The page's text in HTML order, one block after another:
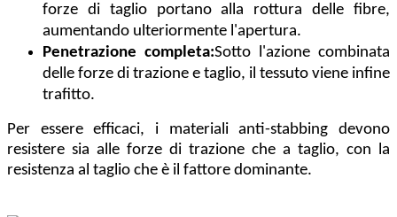
forze di taglio portano alla rottura delle fibre,
aumentando ulteriormente l'apertura.
Penetrazione completa:Sotto l'azione combinata
delle forze di trazione e taglio, il tessuto viene infine
trafitto.
Per essere efficaci, i materiali anti-stabbing devono
resistere sia alle forze di trazione che a taglio, con la
resistenza al taglio che è il fattore dominante.